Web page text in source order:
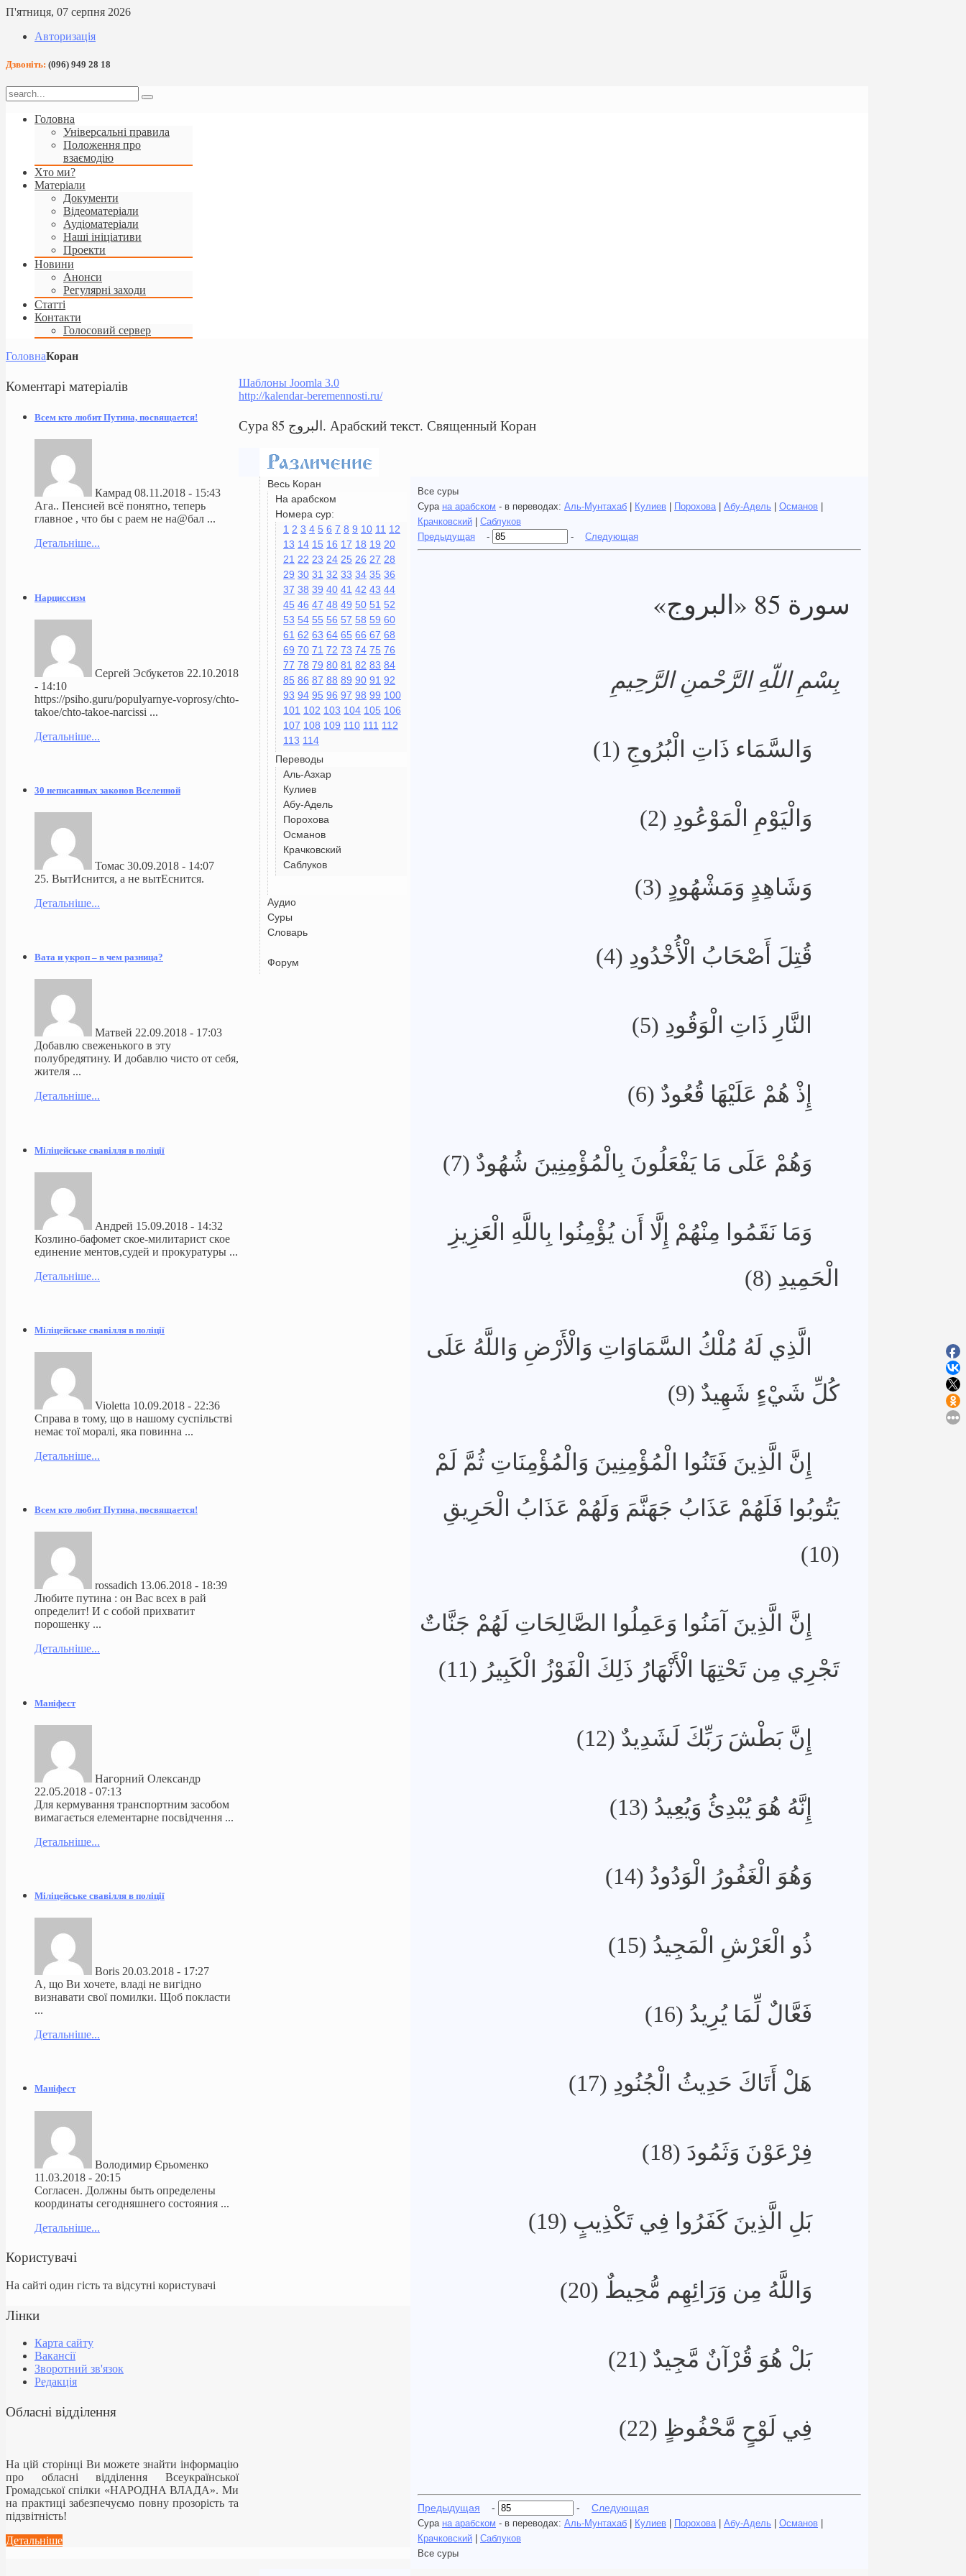
П'ятниця, 07 серпня 2026
Авторизація
Дзвоніть: (096) 949 28 18
Головна
Універсальні правила
Положення про
взаємодію
Хто ми?
Матеріали
Документи
Відеоматеріали
Аудіоматеріали
Наші ініціативи
Проекти
Новини
Анонси
Регулярні заходи
Статті
Контакти
Голосовий сервер
ГоловнаКоран
Шаблоны Joomla 3.0
http://kalendar-beremennosti.ru/
Сура 85 البروج. Арабский текст. Священный Коран
Весь Коран
На арабском
Номера сур:
1 2 3 4 5 6 7 8 9 10 11 12
13 14 15 16 17 18 19 20
21 22 23 24 25 26 27 28
29 30 31 32 33 34 35 36
37 38 39 40 41 42 43 44
45 46 47 48 49 50 51 52
53 54 55 56 57 58 59 60
61 62 63 64 65 66 67 68
69 70 71 72 73 74 75 76
77 78 79 80 81 82 83 84
85 86 87 88 89 90 91 92
93 94 95 96 97 98 99 100
101 102 103 104 105 106
107 108 109 110 111 112
113 114
Переводы
Аль-Азхар
Кулиев
Абу-Адель
Порохова
Османов
Крачковский
Саблуков
Аудио
Суры
Словарь
Форум
Все суры
Сура на арабском - в переводах: Аль-Мунтахаб | Кулиев | Порохова | Абу-Адель | Османов |
Крачковский | Саблуков
Предыдущая - - Следующая
سورة 85 «البروج»
بِسْمِ اللّهِ الرَّحْمنِ الرَّحِيمِ
وَالسَّمَاء ذَاتِ الْبُرُوجِ (1)
وَالْيَوْمِ الْمَوْعُودِ (2)
وَشَاهِدٍ وَمَشْهُودٍ (3)
قُتِلَ أَصْحَابُ الْأُخْدُودِ (4)
النَّارِ ذَاتِ الْوَقُودِ (5)
إِذْ هُمْ عَلَيْهَا قُعُودٌ (6)
وَهُمْ عَلَى مَا يَفْعَلُونَ بِالْمُؤْمِنِينَ شُهُودٌ (7)
وَمَا نَقَمُوا مِنْهُمْ إِلَّا أَن يُؤْمِنُوا بِاللَّهِ الْعَزِيزِ
الْحَمِيدِ (8)
الَّذِي لَهُ مُلْكُ السَّمَاوَاتِ وَالْأَرْضِ وَاللَّهُ عَلَى
كُلِّ شَيْءٍ شَهِيدٌ (9)
إِنَّ الَّذِينَ فَتَنُوا الْمُؤْمِنِينَ وَالْمُؤْمِنَاتِ ثُمَّ لَمْ
يَتُوبُوا فَلَهُمْ عَذَابُ جَهَنَّمَ وَلَهُمْ عَذَابُ الْحَرِيقِ
(10)
إِنَّ الَّذِينَ آمَنُوا وَعَمِلُوا الصَّالِحَاتِ لَهُمْ جَنَّاتٌ
تَجْرِي مِن تَحْتِهَا الْأَنْهَارُ ذَلِكَ الْفَوْزُ الْكَبِيرُ (11)
إِنَّ بَطْشَ رَبِّكَ لَشَدِيدٌ (12)
إِنَّهُ هُوَ يُبْدِئُ وَيُعِيدُ (13)
وَهُوَ الْغَفُورُ الْوَدُودُ (14)
ذُو الْعَرْشِ الْمَجِيدُ (15)
فَعَّالٌ لِّمَا يُرِيدُ (16)
هَلْ أَتَاكَ حَدِيثُ الْجُنُودِ (17)
فِرْعَوْنَ وَثَمُودَ (18)
بَلِ الَّذِينَ كَفَرُوا فِي تَكْذِيبٍ (19)
وَاللَّهُ مِن وَرَائِهِم مُّحِيطٌ (20)
بَلْ هُوَ قُرْآنٌ مَّجِيدٌ (21)
فِي لَوْحٍ مَّحْفُوظٍ (22)
Предыдущая - - Следующая
Сура на арабском - в переводах: Аль-Мунтахаб Кулиев Порохова| Абу-Адель Османов
Крачковский
Саблуков
Все суры
Коментарі матеріалів
Всем кто любит Путина, посвящается!
Камрад 08.11.2018 - 15:43
Ага.. Пенсией всё понятно, теперь
главное , что бы с раем не на@бал ...
Детальніше...
Нарциссизм
Сергей Эсбукетов 22.10.2018
- 14:10
https://psiho.guru/populyarnye-voprosy/chto-
takoe/chto-takoe-narcissi ...
Детальніше...
30 неписанных законов Вселенной
Томас 30.09.2018 - 14:07
25. ВытИснится, а не вытЕснится.
Детальніше...
Вата и укроп – в чем разница?
Матвей 22.09.2018 - 17:03
Добавлю свеженького в эту
полубредятину. И добавлю чисто от себя,
жителя ...
Детальніше...
Міліцейське свавілля в поліції
Андрей 15.09.2018 - 14:32
Козлино-бафомет ское-милитарист ское
единение ментов,судей и прокуратуры ...
Детальніше...
Міліцейське свавілля в поліції
Violetta 10.09.2018 - 22:36
Справа в тому, що в нашому суспільстві
немає тої моралі, яка повинна ...
Детальніше...
Всем кто любит Путина, посвящается!
rossadich 13.06.2018 - 18:39
Любите путина : он Вас всех в рай
определит! И с собой прихватит
порошенку ...
Детальніше...
Маніфест
Нагорний Олександр
22.05.2018 - 07:13
Для кермування транспортним засобом
вимагається елементарне посвідчення ...
Детальніше...
Міліцейське свавілля в поліції
Boris 20.03.2018 - 17:27
А, що Ви хочете, владі не вигідно
визнавати свої помилки. Щоб покласти
...
Детальніше...
Маніфест
Володимир Єрьоменко
11.03.2018 - 20:15
Согласен. Должны быть определены
координаты сегодняшнего состояния ...
Детальніше...
Користувачі
На сайті один гість та відсутні користувачі
Лінки
Карта сайту
Вакансії
Зворотний зв'язок
Редакція
Обласні відділення
На цій сторінці Ви можете знайти інформацію
про обласні відділення Всеукраїнської
Громадської спілки «НАРОДНА ВЛАДА». Ми
на практиці забезпечуємо повну прозорість та
підзвітність!
Детальніше